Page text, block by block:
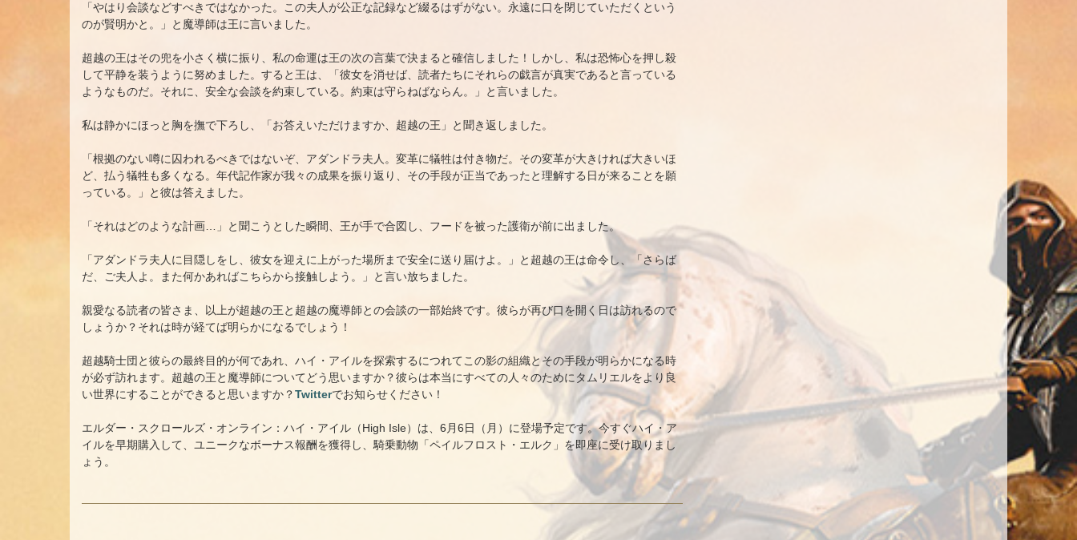
「やはり会談などすべきではなかった。この夫人が公正な記録など綴るはずがない。永遠に口を閉じていただくという
のが賢明かと。」と魔導師は王に言いました。
超越の王はその兜を小さく横に振り、私の命運は王の次の言葉で決まると確信しました！しかし、私は恐怖心を押し殺
して平静を装うように努めました。すると王は、「彼女を消せば、読者たちにそれらの戯言が真実であると言っている
ようなものだ。それに、安全な会談を約束している。約束は守らねばならん。」と言いました。
私は静かにほっと胸を撫で下ろし、「お答えいただけますか、超越の王」と聞き返しました。
「根拠のない噂に囚われるべきではないぞ、アダンドラ夫人。変革に犠牲は付き物だ。その変革が大きければ大きいほ
ど、払う犠牲も多くなる。年代記作家が我々の成果を振り返り、その手段が正当であったと理解する日が来ることを願
っている。」と彼は答えました。
「それはどのような計画…」と聞こうとした瞬間、王が手で合図し、フードを被った護衛が前に出ました。
「アダンドラ夫人に目隠しをし、彼女を迎えに上がった場所まで安全に送り届けよ。」と超越の王は命令し、「さらば
だ、ご夫人よ。また何かあればこちらから接触しよう。」と言い放ちました。
親愛なる読者の皆さま、以上が超越の王と超越の魔導師との会談の一部始終です。彼らが再び口を開く日は訪れるので
しょうか？それは時が経てば明らかになるでしょう！
超越騎士団と彼らの最終目的が何であれ、ハイ・アイルを探索するにつれてこの影の組織とその手段が明らかになる時
が必ず訪れます。超越の王と魔導師についてどう思いますか？彼らは本当にすべての人々のためにタムリエルをより良
い世界にすることができると思いますか？Twitterでお知らせください！
エルダー・スクロールズ・オンライン：ハイ・アイル（High Isle）は、6月6日（月）に登場予定です。今すぐハイ・ア
イルを早期購入して、ユニークなボーナス報酬を獲得し、騎乗動物「ペイルフロスト・エルク」を即座に受け取りまし
ょう。